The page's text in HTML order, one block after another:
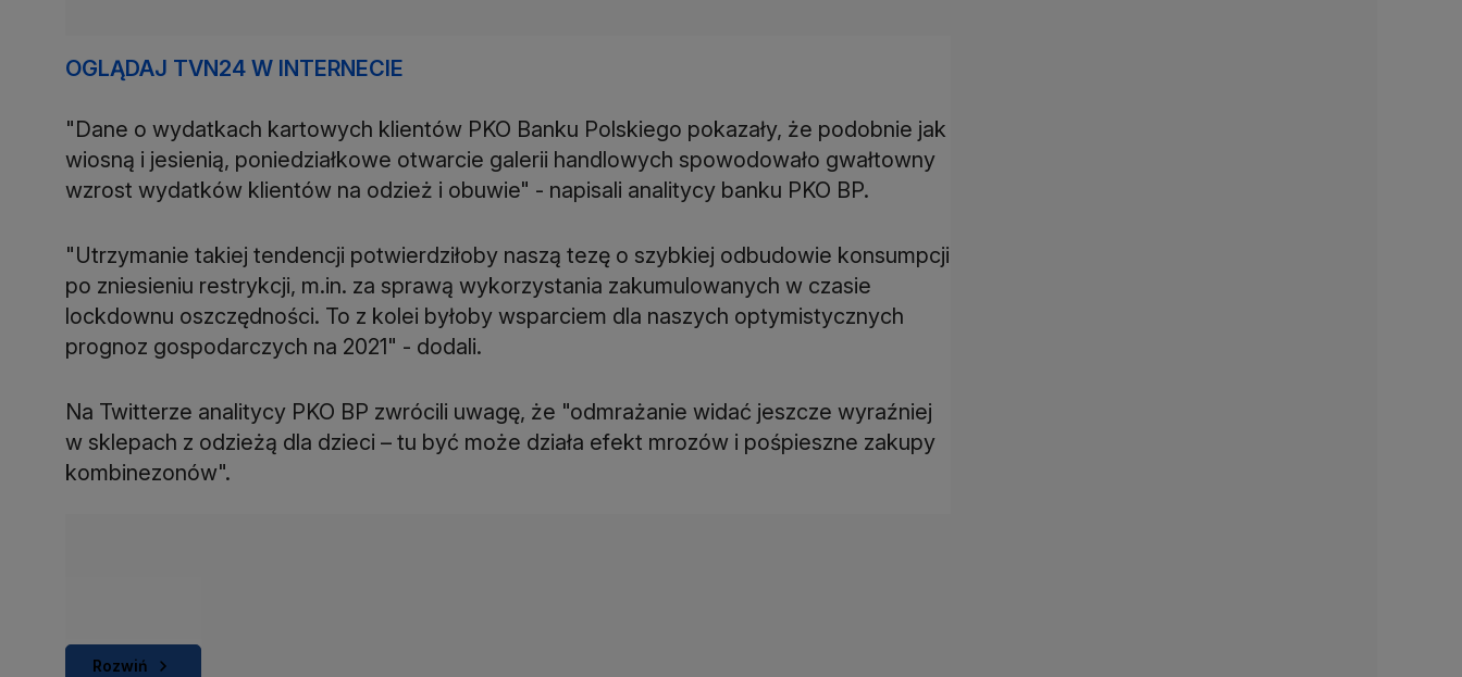
OGLĄDAJ TVN24 W INTERNECIE
"Dane o wydatkach kartowych klientów PKO Banku Polskiego pokazały, że podobnie jak
wiosną i jesienią, poniedziałkowe otwarcie galerii handlowych spowodowało gwałtowny
wzrost wydatków klientów na odzież i obuwie" - napisali analitycy banku PKO BP.
"Utrzymanie takiej tendencji potwierdziłoby naszą tezę o szybkiej odbudowie konsumpcji
po zniesieniu restrykcji, m.in. za sprawą wykorzystania zakumulowanych w czasie
lockdownu oszczędności. To z kolei byłoby wsparciem dla naszych optymistycznych
prognoz gospodarczych na 2021" - dodali.
Na Twitterze analitycy PKO BP zwrócili uwagę, że "odmrażanie widać jeszcze wyraźniej
w sklepach z odzieżą dla dzieci – tu być może działa efekt mrozów i pośpieszne zakupy
kombinezonów".
Rozwiń